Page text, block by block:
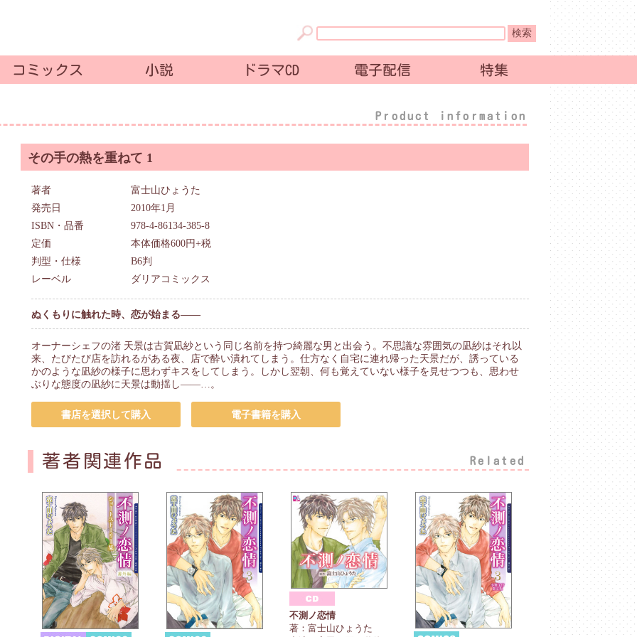
コミックス 小説 ドラマCD 電子配信 特集
Product information
その手の熱を重ねて 1
著者
富士山ひょうた
発売日
2010年1月
ISBN・品番
978-4-86134-385-8
定価
本体価格600円+税
判型・仕様
B6判
レーベル
ダリアコミックス
ぬくもりに触れた時、恋が始まる――
オーナーシェフの渚 天景は古賀凪紗という同じ名前を持つ綺麗な男と出会う。不思議な雰囲気の凪紗はそれ以
来、たびたび店を訪れるがある夜、店で酔い潰れてしまう。仕方なく自宅に連れ帰った天景だが、誘っている
かのような凪紗の様子に思わずキスをしてしまう。しかし翌朝、何も覚えていない様子を見せつつも、思わせ
ぶりな態度の凪紗に天景は動揺し――…。
書店を選択して購入 電子書籍を購入
著者関連作品 Related
不測ノ恋情
著：富士山ひょうた